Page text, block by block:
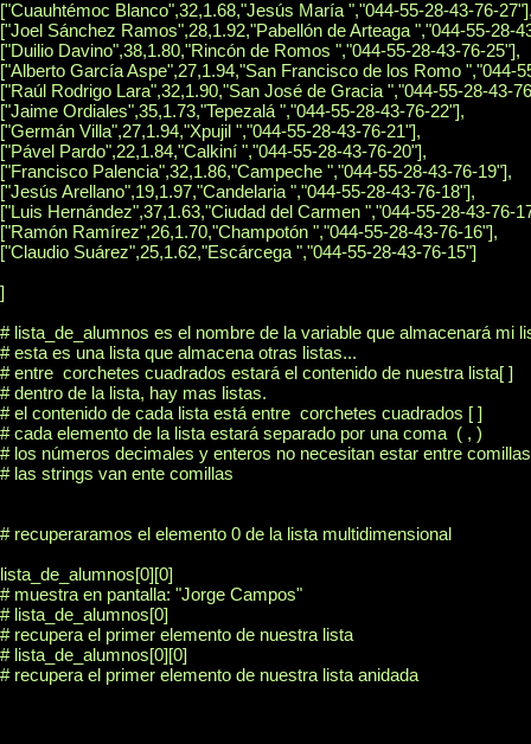
["Cuauhtémoc Blanco",32,1.68,"Jesús María ","044-55-28-43-76-
["Joel Sánchez Ramos",28,1.92,"Pabellón de Arteaga ","044-55-28-
["Duilio Davino",38,1.80,"Rincón de Romos ","044-55-28-43-76-25"],
["Alberto García Aspe",27,1.94,"San Francisco de los Romo ","044-
["Raúl Rodrigo Lara",32,1.90,"San José de Gracia ","044-55-28-43-
["Jaime Ordiales",35,1.73,"Tepezalá ","044-55-28-43-76-22"],
["Germán Villa",27,1.94,"Xpujil ","044-55-28-43-76-21"],
["Pável Pardo",22,1.84,"Calkiní ","044-55-28-43-76-20"],
["Francisco Palencia",32,1.86,"Campeche ","044-55-28-43-76-19"],
["Jesús Arellano",19,1.97,"Candelaria ","044-55-28-43-76-18"],
["Luis Hernández",37,1.63,"Ciudad del Carmen ","044-55-28-43-76-
["Ramón Ramírez",26,1.70,"Champotón ","044-55-28-43-76-16"],
["Claudio Suárez",25,1.62,"Escárcega ","044-55-28-43-76-15"]
]
# lista_de_alumnos es el nombre de la variable que almacenará mi
# esta es una lista que almacena otras listas...
# entre  corchetes cuadrados estará el contenido de nuestra lista[ ]
# dentro de la lista, hay mas listas.
# el contenido de cada lista está entre  corchetes cuadrados [ ]
# cada elemento de la lista estará separado por una coma  ( , )
# los números decimales y enteros no necesitan estar entre comillas
# las strings van ente comillas
# recuperaramos el elemento 0 de la lista multidimensional
lista_de_alumnos[0][0]
# muestra en pantalla: "Jorge Campos"
# lista_de_alumnos[0]
# recupera el primer elemento de nuestra lista
# lista_de_alumnos[0][0]
# recupera el primer elemento de nuestra lista anidada